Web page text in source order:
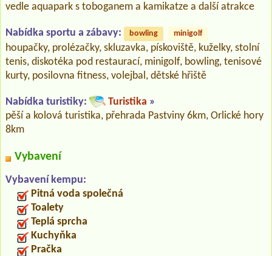
vedle aquapark s toboganem a kamikatze a další atrakce
Nabídka sportu a zábavy: bowling minigolf
houpačky, prolézačky, skluzavka, pískoviště, kuželky, stolní
tenis, diskotéka pod restaurací, minigolf, bowling, tenisové
kurty, posilovna fitness, volejbal, dětské hřiště
Nabídka turistiky: Turistika »
pěší a kolová turistika, přehrada Pastviny 6km, Orlické hory
8km
Vybavení
Vybavení kempu:
Pitná voda společná
Toalety
Teplá sprcha
Kuchyňka
Pračka